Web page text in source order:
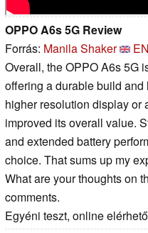
OPPO A6s 5G Review
Forrás: Manila Shaker
Overall, the OPPO A6s 5G
offering a durable build
higher resolution display or
improved its overall value.
and extended battery
choice. That sums up my
What are your thoughts on
comments.
Egyéni teszt, online